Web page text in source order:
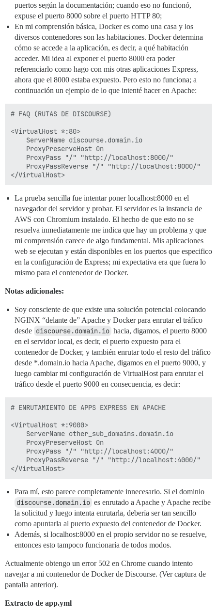
puertos según la documentación; cuando eso no funcionó,
expuse el puerto 8000 sobre el puerto HTTP 80;
En mi comprensión básica, Docker es como una casa y los
diversos contenedores son las habitaciones. Docker determina
cómo se accede a la aplicación, es decir, a qué habitación
acceder. Mi idea al exponer el puerto 8000 era poder
referenciarlo como hago con mis otras aplicaciones Express,
ahora que el 8000 estaba expuesto. Pero esto no funciona; a
continuación un ejemplo de lo que intenté hacer en Apache:
# FAQ (RUTAS DE DISCOURSE)
<VirtualHost *:80>
    ServerName discourse.domain.io
    ProxyPreserveHost On
    ProxyPass "/" "http://localhost:8000/"
    ProxyPassReverse "/" "http://localhost:8000/"
La prueba sencilla fue intentar poner localhost:8000 en el
navegador del servidor y probar. El servidor es la instancia de
AWS con Chromium instalado. El hecho de que esto no se
resuelva inmediatamente me indica que hay un problema y que
mi comprensión carece de algo fundamental. Mis aplicaciones
web se ejecutan y están disponibles en los puertos que especifico
en la configuración de Express; mi expectativa era que fuera lo
mismo para el contenedor de Docker.
Notas adicionales:
Soy consciente de que existe una solución potencial colocando
NGINX “delante de” Apache y Docker para enrutar el tráfico
desde discourse.domain.io hacia, digamos, el puerto 8000
en el servidor local, es decir, el puerto expuesto para el
contenedor de Docker, y también enrutar todo el resto del tráfico
desde *.domain.io hacia Apache, digamos en el puerto 9000, y
luego cambiar mi configuración de VirtualHost para enrutar el
tráfico desde el puerto 9000 en consecuencia, es decir:
# ENRUTAMIENTO DE APPS EXPRESS EN APACHE
<VirtualHost *:9000>
    ServerName other_sub_domains.domain.io
    ProxyPreserveHost On
    ProxyPass "/" "http://localhost:4000/"
    ProxyPassReverse "/" "http://localhost:4000/"
Para mí, esto parece completamente innecesario. Si el dominio
discourse.domain.io es enrutado a Apache y Apache recibe
la solicitud y luego intenta enrutarla, debería ser tan sencillo
como apuntarla al puerto expuesto del contenedor de Docker.
Además, si localhost:8000 en el propio servidor no se resuelve,
entonces esto tampoco funcionaría de todos modos.
Actualmente obtengo un error 502 en Chrome cuando intento
navegar a mi contenedor de Docker de Discourse. (Ver captura de
pantalla anterior).
Extracto de app.yml